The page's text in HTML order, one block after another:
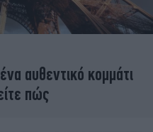
αυθεντικό κομμάτι
πώς